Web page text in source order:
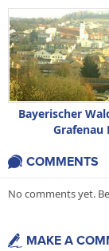
Bayerischer
Grafenau
COMMENTS
No comments yet.
MAKE A